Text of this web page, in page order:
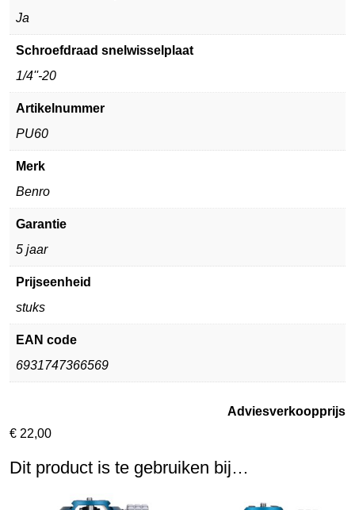
Ja
Schroefdraad snelwisselplaat
1/4''-20
Artikelnummer
PU60
Merk
Benro
Garantie
5 jaar
Prijseenheid
stuks
EAN code
6931747366569
Adviesverkoopprijs
€ 22,00
Dit product is te gebruiken bij…